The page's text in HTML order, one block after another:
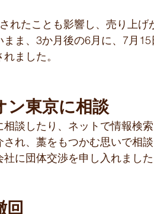
れたことも影響し、売り上げ
ま、3か月後の6月に、7月
ました。
ン東京に相談
談したり、ネットで情報検
れ、藁をもつかむ思いで相
に団体交渉を申し入れました
回